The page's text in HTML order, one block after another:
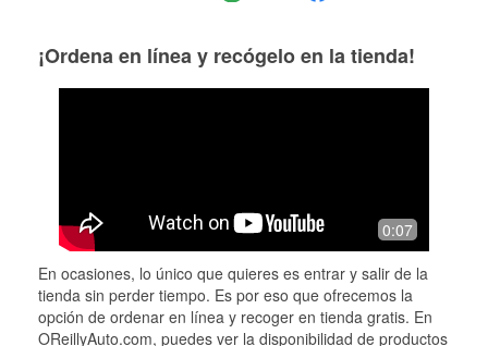
¡Ordena en línea y recógelo en la tienda!
0:07
En ocasiones, lo único que quieres es entrar y salir de la
tienda sin perder tiempo. Es por eso que ofrecemos la
opción de ordenar en línea y recoger en tienda gratis. En
OReillyAuto.com, puedes ver la disponibilidad de productos